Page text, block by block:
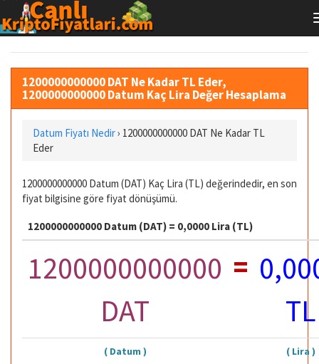
1200000000000 DAT Ne Kadar TL Eder,
1200000000000 Datum Kaç Lira Değer Hesaplama
Datum Fiyatı Nedir› 1200000000000 DAT Ne Kadar TL
Eder
1200000000000 Datum (DAT) Kaç Lira (TL) değerindedir, en son
fiyat bilgisine göre fiyat dönüşümü.
1200000000000 Datum (DAT) = 0,0000 Lira (TL)
1200000000000
DAT
=
TL
( Datum ) ( Lira )